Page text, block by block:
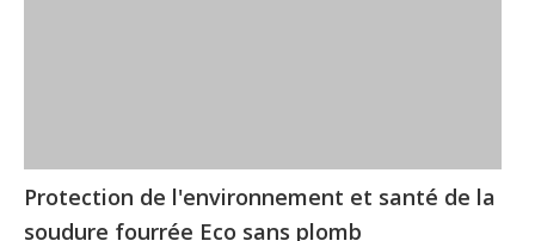
Protection de l'environnement et santé de la
soudure fourrée Eco sans plomb